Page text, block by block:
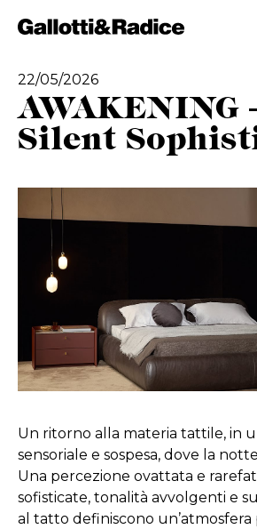
AGGIUNTO ALLA
22/05/2026
AWAKENING
Silent
Un ritorno alla materia tattile, in
sensoriale e sospesa, dove la
Una percezione ovattata e
sofisticate, tonalità avvolgenti e
al tatto definiscono un’atmosfera